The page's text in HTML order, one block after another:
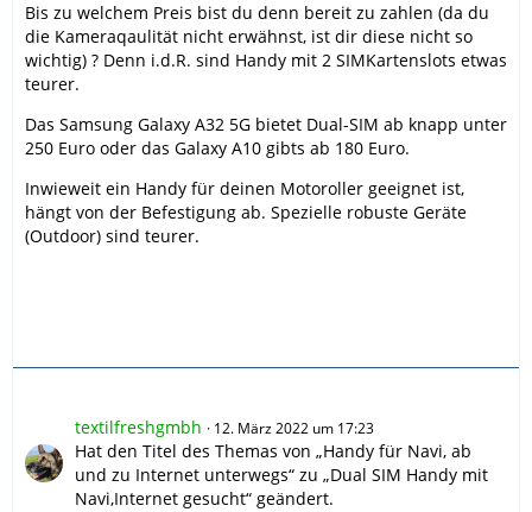
Bis zu welchem Preis bist du denn bereit zu zahlen (da du
die Kameraqaulität nicht erwähnst, ist dir diese nicht so
wichtig) ? Denn i.d.R. sind Handy mit 2 SIMKartenslots etwas
teurer.
Das Samsung Galaxy A32 5G bietet Dual-SIM ab knapp unter
250 Euro oder das Galaxy A10 gibts ab 180 Euro.
Inwieweit ein Handy für deinen Motoroller geeignet ist,
hängt von der Befestigung ab. Spezielle robuste Geräte
(Outdoor) sind teurer.
textilfreshgmbh 12. März 2022 um 17:23
Hat den Titel des Themas von „Handy für Navi, ab
und zu Internet unterwegs“ zu „Dual SIM Handy mit
Navi,Internet gesucht“ geändert.